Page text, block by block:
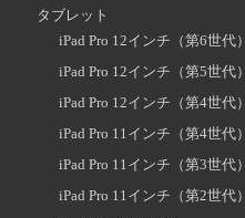
タブレット
iPad Pro 12インチ（第6世代）
iPad Pro 12インチ（第5世代）
iPad Pro 12インチ（第4世代）
iPad Pro 11インチ（第4世代）
iPad Pro 11インチ（第3世代）
iPad Pro 11インチ（第2世代）